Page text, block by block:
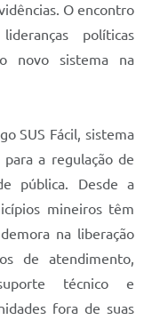
O encontro
políticas
novo sistema na
Fácil, sistema
a regulação de
pública. Desde a
mineiros têm
na liberação
de atendimento,
técnico e
fora de suas